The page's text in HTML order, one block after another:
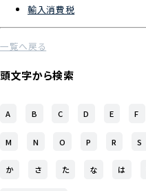
輸入消費税
一覧へ戻る
頭文字から検索
A B C D E F
M N O P R S
か さ た な は